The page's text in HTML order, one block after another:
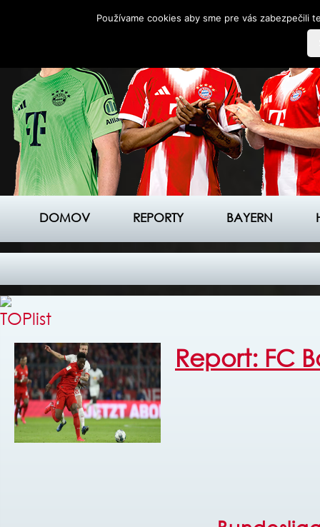
DOMOV REPORTY BAYERN
Report: FC
Používame cookies aby sme pre vás zabezpečili